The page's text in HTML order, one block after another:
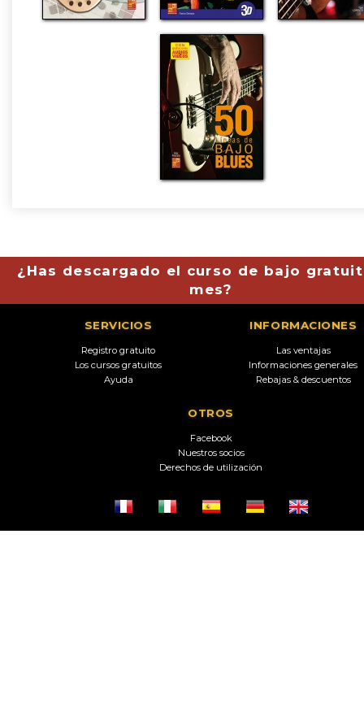
¿Has descargado el curso de bajo
mes?
SERVICIOS
Registro gratuito
Los cursos gratuitos
Ayuda
INFORMACIONES
Las ventajas
Informaciones generales
Rebajas & descuentos
OTROS
Facebook
Nuestros socios
Derechos de utilización